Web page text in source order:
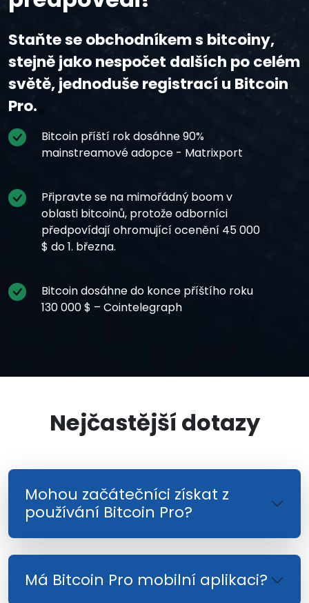
Staňte se obchodníkem s bitcoiny,
stejně jako nespočet dalších po celém
světě, jednoduše registrací u Bitcoin
Pro.
Bitcoin příští rok dosáhne 90%
mainstreamové adopce - Matrixport
Připravte se na mimořádný boom v
oblasti bitcoinů, protože odborníci
předpovídají ohromující ocenění 45 000
$ do 1. března.
Bitcoin dosáhne do konce příštího roku
130 000 $ – Cointelegraph
Nejčastější dotazy
Mohou začátečníci získat z
používání Bitcoin Pro?
Má Bitcoin Pro mobilní aplikaci?